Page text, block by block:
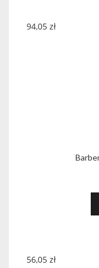
94,05 zł
56,05 zł